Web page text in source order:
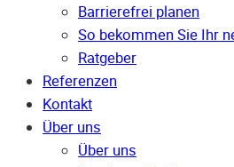
Barrierefrei planen
So bekommen Sie Ihr
Ratgeber
Referenzen
Kontakt
Über uns
Über uns